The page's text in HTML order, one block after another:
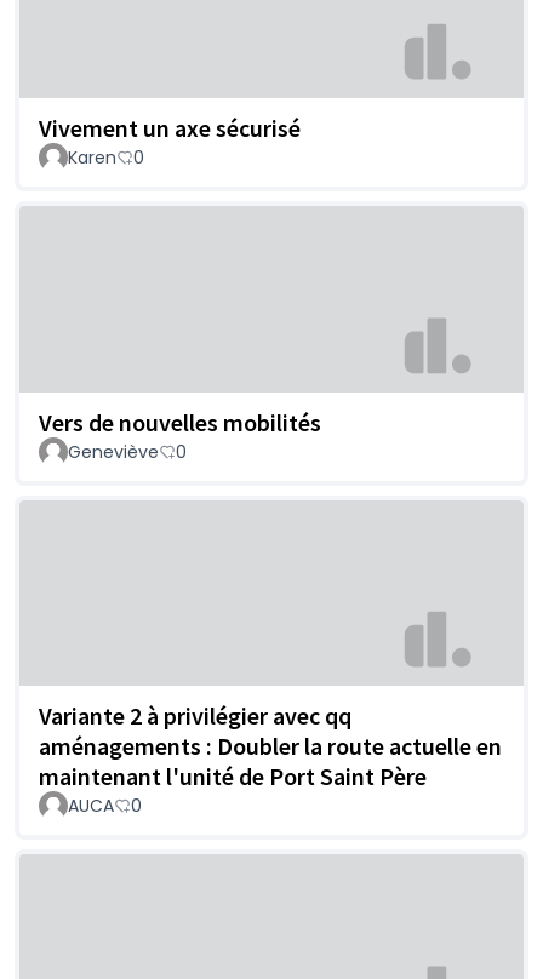
Vivement un axe sécurisé
Karen 0
Vers de nouvelles mobilités
Geneviève 0
Variante 2 à privilégier avec qq
aménagements : Doubler la route actuelle en
maintenant l'unité de Port Saint Père
AUCA 0